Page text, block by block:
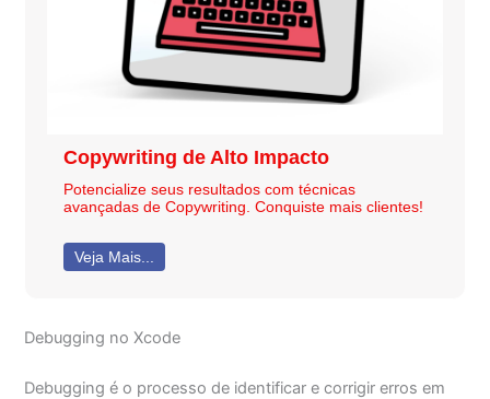
Copywriting de Alto Impacto
Potencialize seus resultados com técnicas
avançadas de Copywriting. Conquiste mais clientes!
Veja Mais...
Debugging no Xcode
Debugging é o processo de identificar e corrigir erros em